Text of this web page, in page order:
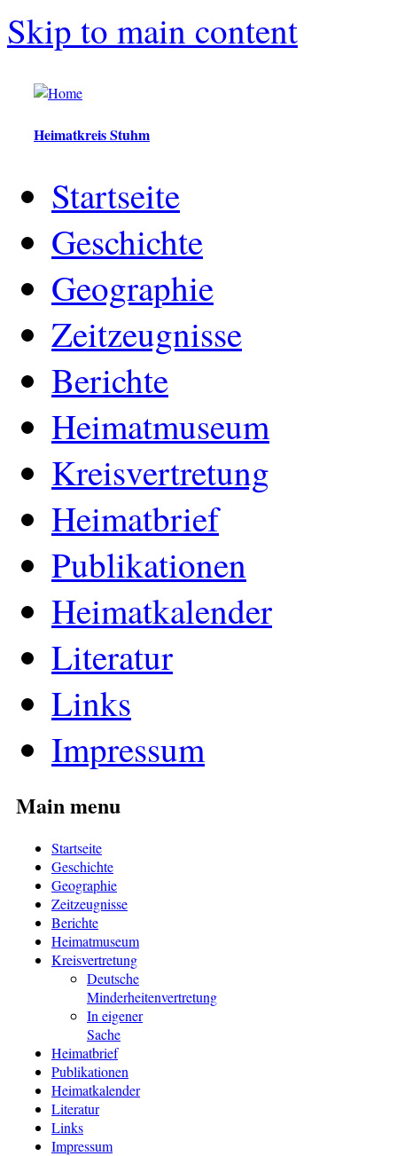
Skip to main content
Heimatkreis Stuhm
Startseite
Geschichte
Geographie
Zeitzeugnisse
Berichte
Heimatmuseum
Kreisvertretung
Heimatbrief
Publikationen
Heimatkalender
Literatur
Links
Impressum
Main menu
Startseite
Geschichte
Geographie
Zeitzeugnisse
Berichte
Heimatmuseum
Kreisvertretung
Deutsche
Minderheitenvertretung
In eigener
Sache
Heimatbrief
Publikationen
Heimatkalender
Literatur
Links
Impressum